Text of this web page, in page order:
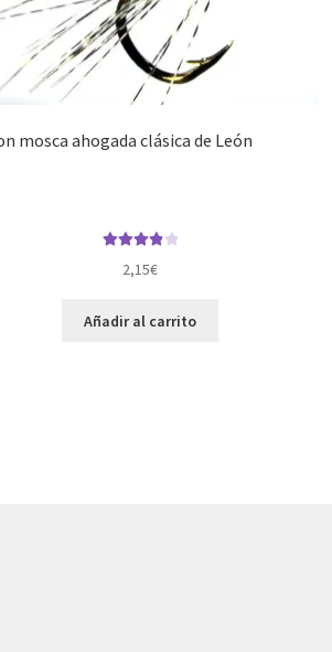
mosca ahogada clásica de León
con4.00
2,15€
Añadir al carrito